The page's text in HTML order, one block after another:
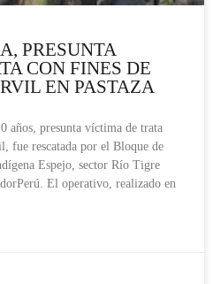
PRESUNTA
CON FINES DE
EN PASTAZA
años, presunta víctima de trata
fue rescatada por el Bloque de
Espejo, sector Río Tigre
El operativo, realizado en